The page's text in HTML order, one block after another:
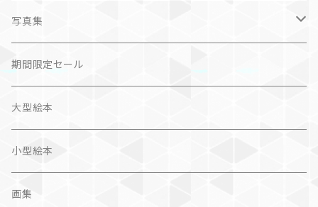
問題提起
文芸、小説
詩歌
ZINE
仏語対訳絵本
写真集
写真集
作品＋エッセイ
カレンダー
画集
カレンダー
期間限定セール
大型絵本
小型絵本
画集